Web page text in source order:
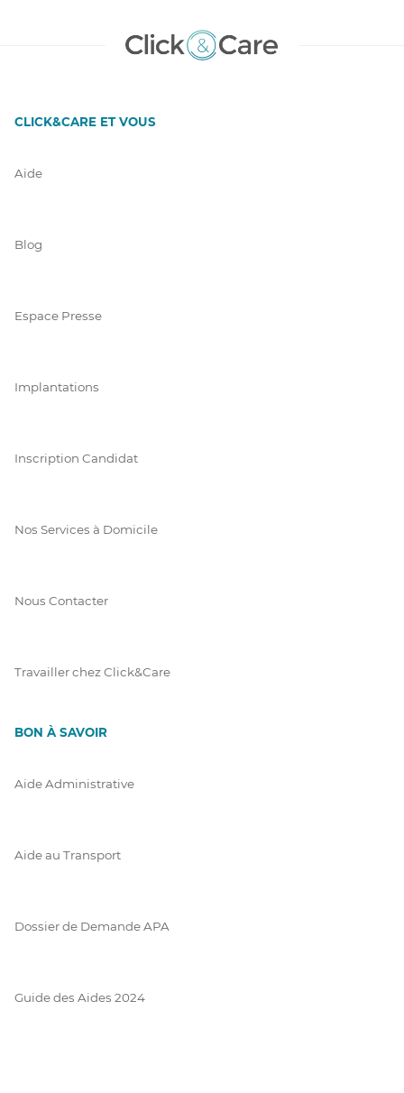
CLICK&CARE ET VOUS
Aide
Blog
Espace Presse
Implantations
Inscription Candidat
Nos Services à Domicile
Nous Contacter
Travailler chez Click&Care
BON À SAVOIR
Aide Administrative
Aide au Transport
Dossier de Demande APA
Guide des Aides 2024